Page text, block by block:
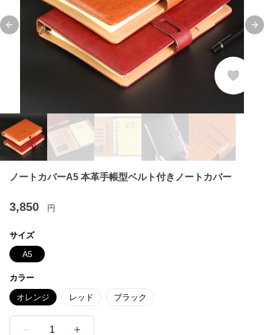
Previous slide
ノートカバーA5 本革手帳型ベルト付きノートカバー
3,850 円
サイズ
A5
カラー
オレンジ レッド ブラック
1